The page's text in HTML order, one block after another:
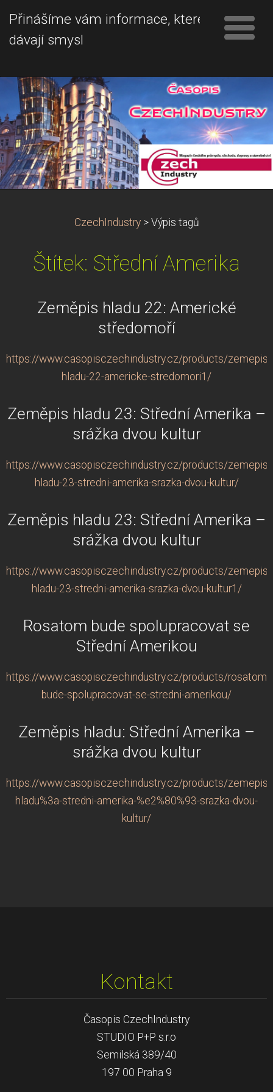
Přinášíme vám informace, které
dávají smysl
CzechIndustry > Výpis tagů
Štítek: Střední Amerika
Zeměpis hladu 22: Americké
středomoří
https://www.casopisczechindustry.cz/products/zemepis-
hladu-22-americke-stredomori1/
Zeměpis hladu 23: Střední Amerika –
srážka dvou kultur
https://www.casopisczechindustry.cz/products/zemepis-
hladu-23-stredni-amerika-srazka-dvou-kultur/
Zeměpis hladu 23: Střední Amerika –
srážka dvou kultur
https://www.casopisczechindustry.cz/products/zemepis-
hladu-23-stredni-amerika-srazka-dvou-kultur1/
Rosatom bude spolupracovat se
Střední Amerikou
https://www.casopisczechindustry.cz/products/rosatom-
bude-spolupracovat-se-stredni-amerikou/
Zeměpis hladu: Střední Amerika –
srážka dvou kultur
https://www.casopisczechindustry.cz/products/zemepis-
hladu%3a-stredni-amerika-%e2%80%93-srazka-dvou-
kultur/
Kontakt
Časopis CzechIndustry
STUDIO P+P s.r.o
Semilská 389/40
197 00 Praha 9